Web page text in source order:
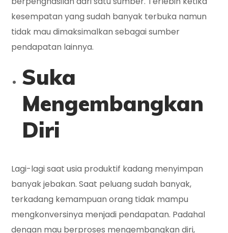
kesempatan yang sudah banyak terbuka namun
tidak mau dimaksimalkan sebagai sumber
pendapatan lainnya.
Suka
Mengembangkan
Diri
Lagi-lagi saat usia produktif kadang menyimpan
banyak jebakan. Saat peluang sudah banyak,
terkadang kemampuan orang tidak mampu
mengkonversinya menjadi pendapatan. Padahal
dengan mau berproses mengembangkan diri,